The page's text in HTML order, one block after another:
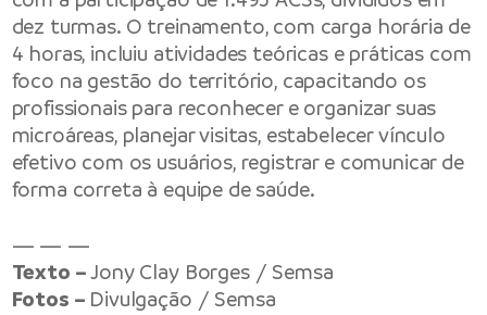
dez turmas. O treinamento, com carga horária de
4 horas, incluiu atividades teóricas e práticas com
foco na gestão do território, capacitando os
profissionais para reconhecer e organizar suas
microáreas, planejar visitas, estabelecer vínculo
efetivo com os usuários, registrar e comunicar de
forma correta à equipe de saúde.
— — —
Texto –Jony Clay Borges / Semsa
Fotos – Divulgação / Semsa